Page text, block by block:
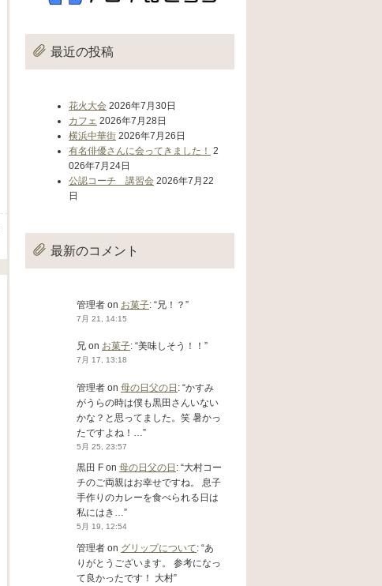
最近の投稿
花火大会 2026年7月30日
カフェ 2026年7月28日
横浜中華街 2026年7月26日
有名俳優さんに会ってきました！ 2
026年7月24日
公認コーチ 講習会 2026年7月22
日
最新のコメント
管理者 on お菓子: “兄！？ ”
7月 21, 14:15
兄 on お菓子: “美味しそう！！ ”
7月 17, 13:18
管理者 on 母の日父の日 : “かすみ
がうらの時は僕も黒田さんいない
かな？と思ってました。笑 暑かっ
たですよね！… ”
5月 25, 23:57
黒田 F on 母の日父の日 : “大村コー
チのご両親はお幸せですね。 息子
手作りのカレーを食べられる日は
私にはき…”
5月 19, 12:54
管理者 on グリップについて: “あ
りがとうございます。 参考になっ
て良かったです！ 大村”